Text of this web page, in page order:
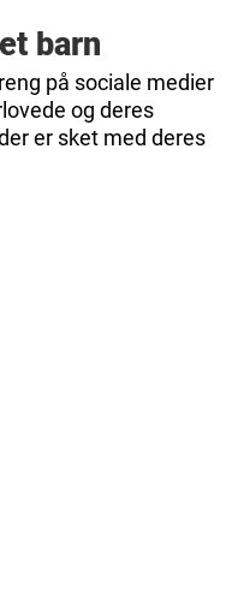
barn
på sociale medier
og deres
er sket med deres